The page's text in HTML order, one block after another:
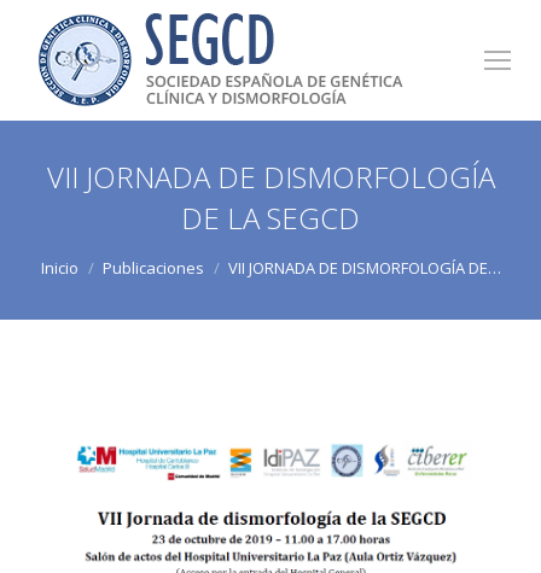
VII JORNADA DE DISMORFOLOGÍA
DE LA SEGCD
Estás aquí:
Inicio Publicaciones VII JORNADA DE DISMORFOLOGÍA DE…